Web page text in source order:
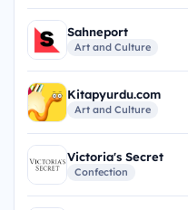
Sahneport
Art and Culture
Kitapyurdu.com
Art and Culture
Victoria's Secret
Confection